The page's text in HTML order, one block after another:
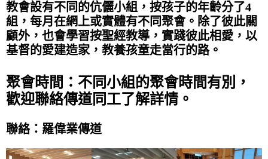
教會設有不同的伉儷小組，按孩子的年齡分了4
組，每月在網上或實體有不同聚會。除了彼此關
顧外，也會學習按聖經教導，實踐彼此相愛，以
基督的愛建造家，教養孩童走當行的路。
聚會時間：不同小組的聚會時間有別，
歡迎聯絡傳道同工了解詳情。
聯絡：羅偉業傳道